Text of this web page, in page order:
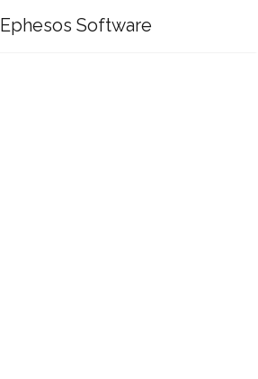
Ephesos Software